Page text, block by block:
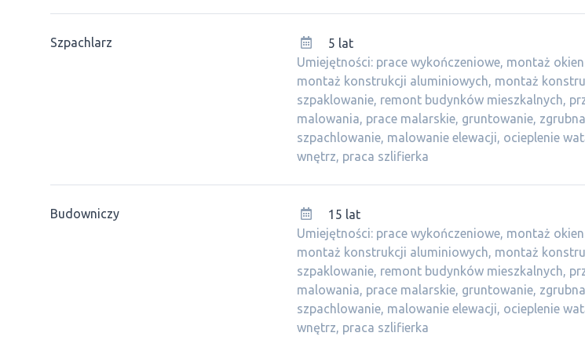
Szpachlarz
5 lat
Umiejętności: prace wykończeniowe, montaż
montaż konstrukcji aluminiowych, montaż
szpaklowanie, remont budynków mieszkalnych,
malowania, prace malarskie, gruntowanie,
szpachlowanie, malowanie elewacji, ocieplenie
wnętrz, praca szlifierka
Budowniczy
15 lat
Umiejętności: prace wykończeniowe, montaż
montaż konstrukcji aluminiowych, montaż
szpaklowanie, remont budynków mieszkalnych,
malowania, prace malarskie, gruntowanie,
szpachlowanie, malowanie elewacji, ocieplenie
wnętrz, praca szlifierka